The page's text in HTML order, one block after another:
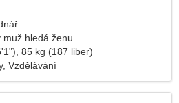
muž hledá ženu
85 kg (187 liber)
Vzdělávání